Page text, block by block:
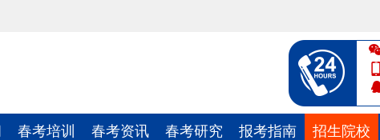
春考培训 春考资讯 春考研究 报考指南 招生院校